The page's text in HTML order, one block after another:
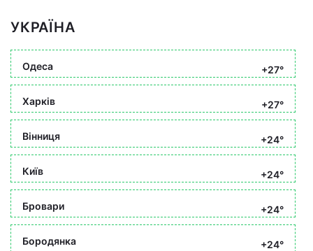
УКРАЇНА
Одеса +27°
Харків +27°
Вінниця +24°
Київ +24°
Бровари +24°
Бородянка
+24°